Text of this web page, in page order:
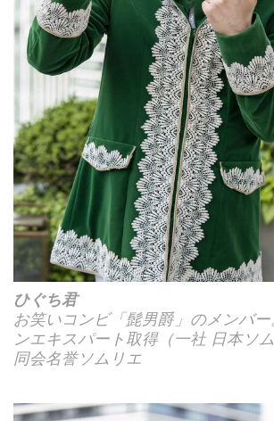
ひぐち君
お笑いコンビ「髭男爵」のメンバ
ンエキスパート取得（一社 日本ソ
同会名誉ソムリエ